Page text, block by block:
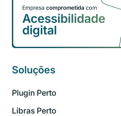
Soluções
Plugin Perto
Libras Perto